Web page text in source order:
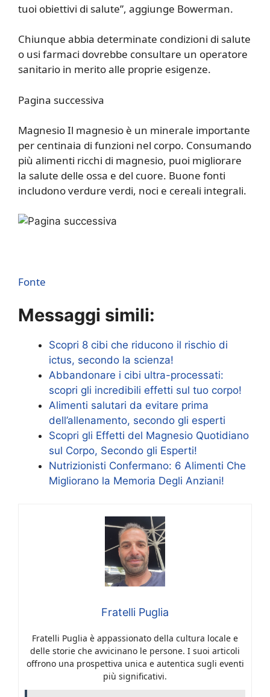
tuoi obiettivi di salute”, aggiunge Bowerman.
Chiunque abbia determinate condizioni di salute
o usi farmaci dovrebbe consultare un operatore
sanitario in merito alle proprie esigenze.
Pagina successiva
Magnesio Il magnesio è un minerale importante
per centinaia di funzioni nel corpo. Consumando
più alimenti ricchi di magnesio, puoi migliorare
la salute delle ossa e del cuore. Buone fonti
includono verdure verdi, noci e cereali integrali.
Fonte
Messaggi simili:
Scopri 8 cibi che riducono il rischio di
ictus, secondo la scienza!
Abbandonare i cibi ultra-processati:
scopri gli incredibili effetti sul tuo corpo!
Alimenti salutari da evitare prima
dell’allenamento, secondo gli esperti
Scopri gli Effetti del Magnesio Quotidiano
sul Corpo, Secondo gli Esperti!
Nutrizionisti Confermano: 6 Alimenti Che
Migliorano la Memoria Degli Anziani!
Fratelli Puglia
Fratelli Puglia è appassionato della cultura locale e
delle storie che avvicinano le persone. I suoi articoli
offrono una prospettiva unica e autentica sugli eventi
più significativi.